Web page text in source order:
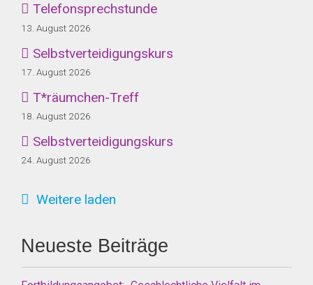
Telefonsprechstunde
13. August 2026
Selbstverteidigungskurs
17. August 2026
T*räumchen-Treff
18. August 2026
Selbstverteidigungskurs
24. August 2026
Weitere laden
Neueste Beiträge